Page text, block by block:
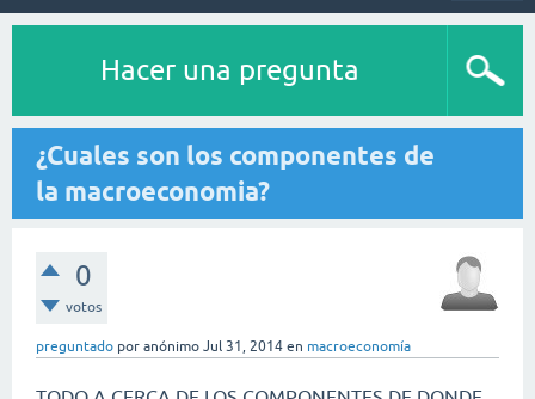
Hacer una pregunta
¿Cuales son los componentes de
la macroeconomia?
0
votos
preguntado por anónimo Jul 31, 2014 en macroeconomía